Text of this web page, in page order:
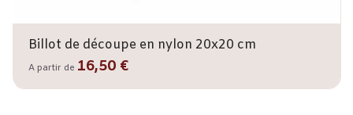
Billot de découpe en nylon 20x20 cm
A partir de 16,50 €